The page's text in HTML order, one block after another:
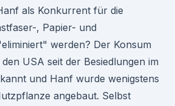
als Konkurrent für die
, Papier- und
werden? Der Konsum
USA seit der Besiedlungen im
und Hanf wurde wenigstens
angebaut. Selbst